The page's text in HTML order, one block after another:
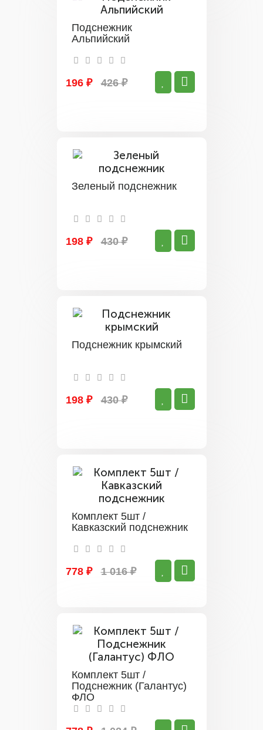
Подснежник
Альпийский
196 ₽ 426 ₽
Зеленый подснежник
198 ₽ 430 ₽
Подснежник крымский
198 ₽ 430 ₽
Комплект 5шт /
Кавказский подснежник
778 ₽ 1 016 ₽
Комплект 5шт /
Подснежник (Галантус)
ФЛО